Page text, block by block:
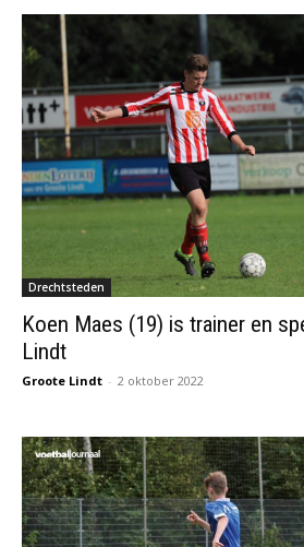
Drechtsteden
Koen Maes (19) is trainer en
Lindt
Groote Lindt - 2 oktober 2022